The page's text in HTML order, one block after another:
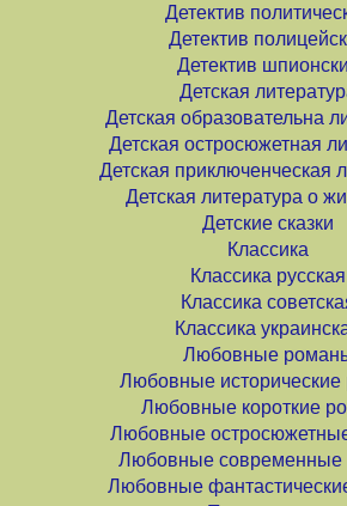
Детектив
Детектив
Детектив
Детская
Детская образовательна
Детская остросюжетная
Детская приключенческая
Детская литература о
Детские сказки
Классика
Классика русская
Классика
Классика
Любовные
Любовные
Любовные короткие
Любовные
Любовные современные
Любовные